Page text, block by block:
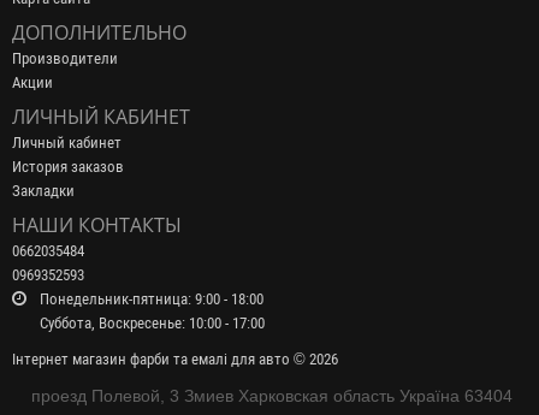
ДОПОЛНИТЕЛЬНО
Производители
Акции
ЛИЧНЫЙ КАБИНЕТ
Личный кабинет
История заказов
Закладки
НАШИ КОНТАКТЫ
0662035484
0969352593
Понедельник-пятница: 9:00 - 18:00
Суббота, Воскресенье: 10:00 - 17:00
Інтернет магазин фарби та емалі для авто © 2026
проезд Полевой, 3 Змиев Харковская область Україна 63404